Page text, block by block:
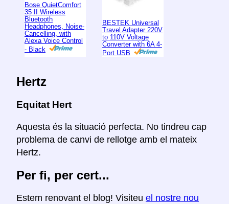
Bose QuietComfort
35 II Wireless
Bluetooth
Headphones, Noise-
Cancelling, with
Alexa Voice Control
- Black
BESTEK Universal
Travel Adapter 220V
to 110V Voltage
Converter with 6A 4-
Port USB
Hertz
Equitat Hert
Aquesta és la situació perfecta. No tindreu cap
problema de canvi de rellotge amb el mateix
Hertz.
Per fi, per cert...
Estem renovant el blog! Visiteu el nostre nou